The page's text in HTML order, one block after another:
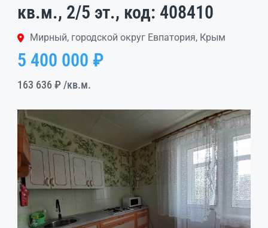
кв.м., 2/5 эт., код: 408410
Мирный, городской округ Евпатория, Крым
5 400 000 ₽
163 636 ₽ /кв.м.